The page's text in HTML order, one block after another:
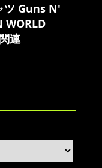
ツ Guns N'
WORLD
連